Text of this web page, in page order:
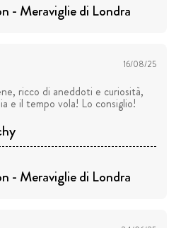
- Meraviglie di Londra
16/08/25
ricco di aneddoti e curiosità,
e il tempo vola! Lo consiglio!
- Meraviglie di Londra